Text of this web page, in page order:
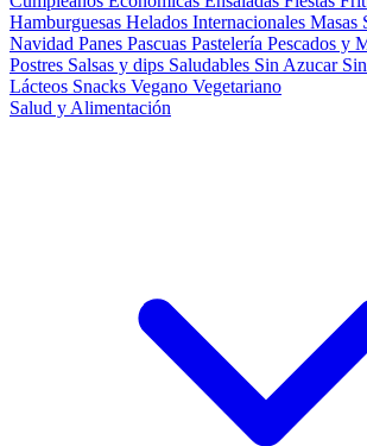
Hamburguesas Helados Internacionales Masas
Navidad Panes Pascuas Pastelería Pescados y
Postres Salsas y dips Saludables Sin Azucar
Lácteos Snacks Vegano Vegetariano
Salud y Alimentación